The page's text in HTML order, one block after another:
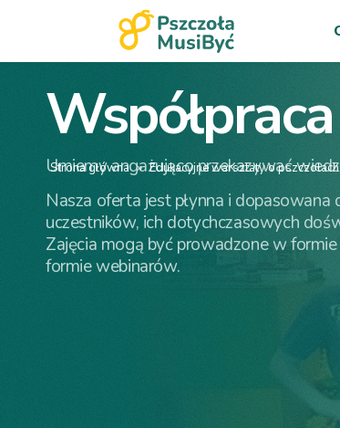
Strona główna » Edukacyjne warsztaty o
Umiemy angażująco przekazywać
Nasza oferta jest płynna i
uczestników, ich dotychczasowych
Zajęcia mogą być prowadzone w
formie webinarów.